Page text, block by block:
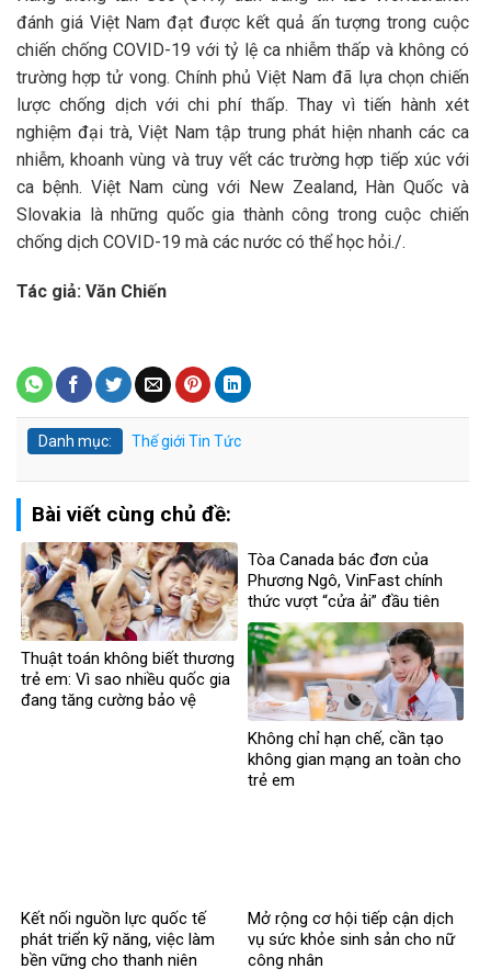
đánh giá Việt Nam đạt được kết quả ấn tượng trong cuộc
chiến chống COVID-19 với tỷ lệ ca nhiễm thấp và không có
trường hợp tử vong. Chính phủ Việt Nam đã lựa chọn chiến
lược chống dịch với chi phí thấp. Thay vì tiến hành xét
nghiệm đại trà, Việt Nam tập trung phát hiện nhanh các ca
nhiễm, khoanh vùng và truy vết các trường hợp tiếp xúc với
ca bệnh. Việt Nam cùng với New Zealand, Hàn Quốc và
Slovakia là những quốc gia thành công trong cuộc chiến
chống dịch COVID-19 mà các nước có thể học hỏi./.
Tác giả: Văn Chiến
Danh mục: Thế giới Tin Tức
Bài viết cùng chủ đề:
Thuật toán không biết thương
trẻ em: Vì sao nhiều quốc gia
đang tăng cường bảo vệ
Tòa Canada bác đơn của
Phương Ngô, VinFast chính
thức vượt “cửa ải” đầu tiên
trong vụ kiện xuyên biên giới
Không chỉ hạn chế, cần tạo
không gian mạng an toàn cho
trẻ em
Kết nối nguồn lực quốc tế
phát triển kỹ năng, việc làm
bền vững cho thanh niên
Mở rộng cơ hội tiếp cận dịch
vụ sức khỏe sinh sản cho nữ
công nhân